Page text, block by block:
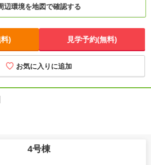
辺環境を地図で確認する
) 見学予約(無料)
お気に入りに追加
4号棟